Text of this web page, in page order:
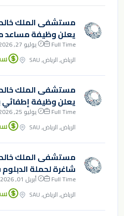
مستشفى الملك
يعلن وظيفة مساعد
Full Time
يوليو 27, 2026
الرياض, الرياض, SAU
مستشفى الملك
يعلن وظيفة إطفائي
Full Time
يوليو 25, 2026
الرياض, الرياض, SAU
مستشفى الملك
شاغرة لحملة
Full Time
أبريل 01, 2026
الرياض, الرياض, SAU